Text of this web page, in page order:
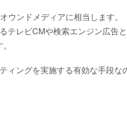
ウンドメディアに相当します。
レビCMや検索エンジン広告と
ングを実施する有効な手段な